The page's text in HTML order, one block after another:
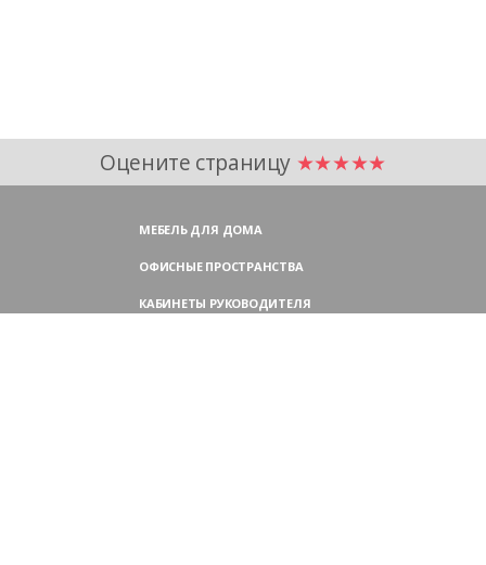
Оцените страницу ★★★★★
МЕБЕЛЬ ДЛЯ ДОМА
ОФИСНЫЕ ПРОСТРАНСТВА
КАБИНЕТЫ РУКОВОДИТЕЛЯ